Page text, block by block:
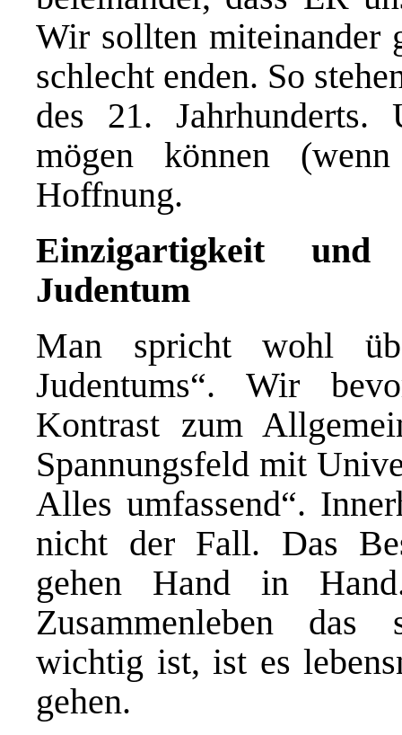
Wir sollten miteinander
schlecht enden. So
des 21.
mögen können
Hoffnung.
Einzigartigkeit
Judentum
Man spricht wohl
Judentums“. Wir
Kontrast zum
Spannungsfeld mit
Alles umfassend“.
nicht der Fall. Das
gehen Hand in
Zusammenleben das
wichtig ist, ist es
gehen.